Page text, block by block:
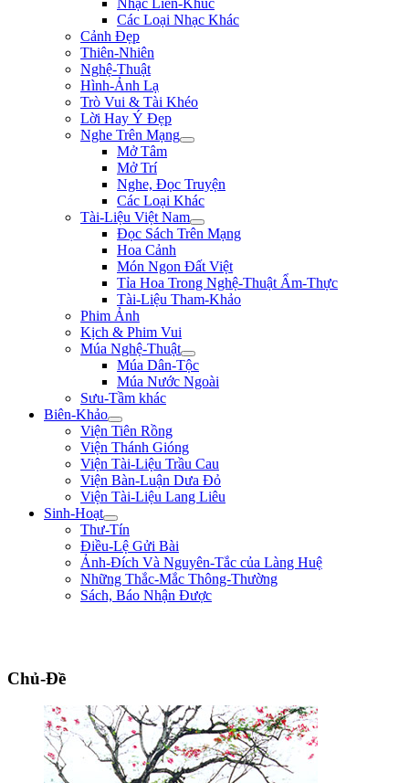
Nhạc Liên-Khúc
Các Loại Nhạc Khác
Cảnh Đẹp
Thiên-Nhiên
Nghệ-Thuật
Hình-Ảnh Lạ
Trò Vui & Tài Khéo
Lời Hay Ý Đẹp
Nghe Trên Mạng
Mở Tâm
Mở Trí
Nghe, Đọc Truyện
Các Loại Khác
Tài-Liệu Việt Nam
Đọc Sách Trên Mạng
Hoa Cảnh
Món Ngon Đất Việt
Tỉa Hoa Trong Nghệ-Thuật Ẩm-Thực
Tài-Liệu Tham-Khảo
Phim Ảnh
Kịch & Phim Vui
Múa Nghệ-Thuật
Múa Dân-Tộc
Múa Nước Ngoài
Sưu-Tầm khác
Biên-Khảo
Viện Tiên Rồng
Viện Thánh Gióng
Viện Tài-Liệu Trầu Cau
Viện Bàn-Luận Dưa Đỏ
Viện Tài-Liệu Lang Liêu
Sinh-Hoạt
Thư-Tín
Điều-Lệ Gửi Bài
Ảnh-Đích Và Nguyên-Tắc của Làng Huệ
Những Thắc-Mắc Thông-Thường
Sách, Báo Nhận Được
Chủ-Đề